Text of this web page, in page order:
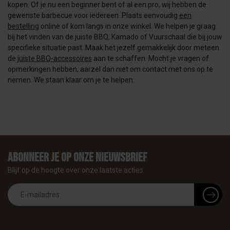
kopen. Of je nu een beginner bent of al een pro, wij hebben de
gewenste barbecue voor iedereen. Plaats eenvoudig een
bestelling online of kom langs in onze winkel. We helpen je graag
bij het vinden van de juiste BBQ, Kamado of Vuurschaal die bij jouw
specifieke situatie past. Maak het jezelf gemakkelijk door meteen
de juiste BBQ-accessoires aan te schaffen. Mocht je vragen of
opmerkingen hebben, aarzel dan niet om contact met ons op te
nemen. We staan klaar om je te helpen.
Abonneer je op onze nieuwsbrief
Blijf op de hoogte over onze laatste acties